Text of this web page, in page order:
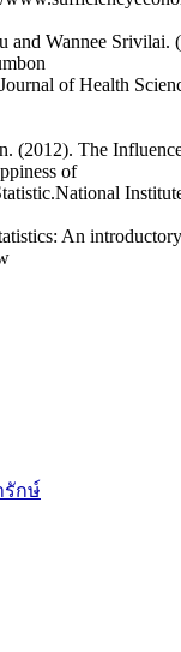
and Wannee Srivilai.
of Health
(2012). The
of
An
รักษ์